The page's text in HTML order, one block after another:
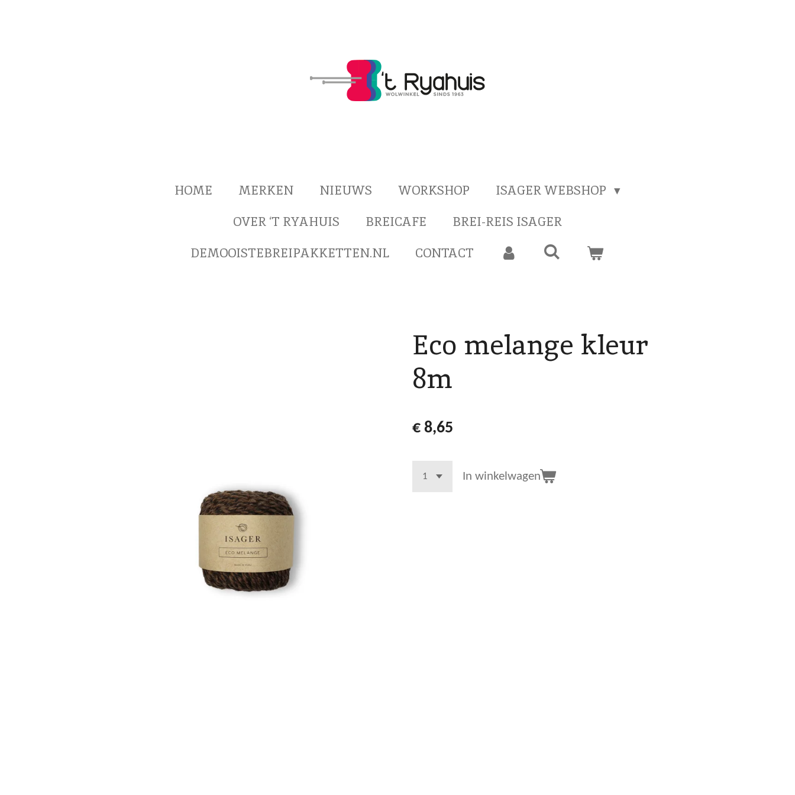
HOME MERKEN NIEUWS WORKSHOP
ISAGER WEBSHOP
OVER ‘T RYAHUIS
BREICAFE
BREI-REIS ISAGER
DEMOOISTEBREIPAKKETTEN.NL
CONTACT
Eco melange kleur
8m
€ 8,65
In winkelwagen